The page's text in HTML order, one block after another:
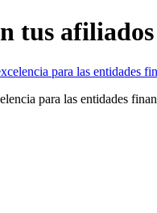
tus afiliados
para las entidades